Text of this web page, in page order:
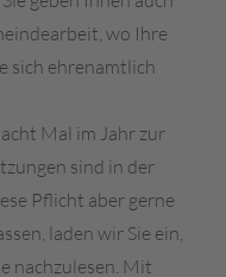
wo Ihre
sich ehrenamtlich
Mal im Jahr zur
sind in der
Pflicht aber gerne
laden wir Sie ein,
nachzulesen. Mit